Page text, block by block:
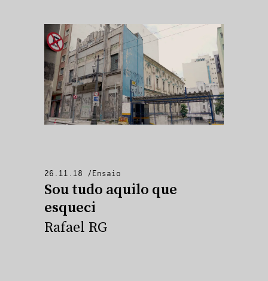
26.11.18 /Ensaio
Sou tudo aquilo que
esqueci
Rafael RG